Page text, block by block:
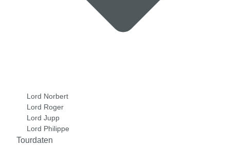
Lord Norbert
Lord Roger
Lord Jupp
Lord Philippe
Tourdaten